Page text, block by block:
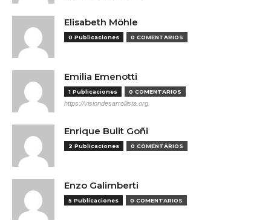
Elisabeth Möhle
0 Publicaciones 0 COMENTARIOS
Emilia Emenotti
1 Publicaciones 0 COMENTARIOS
https://visiondesarrollista.org
Enrique Bulit Goñi
2 Publicaciones 0 COMENTARIOS
Enzo Galimberti
5 Publicaciones 0 COMENTARIOS